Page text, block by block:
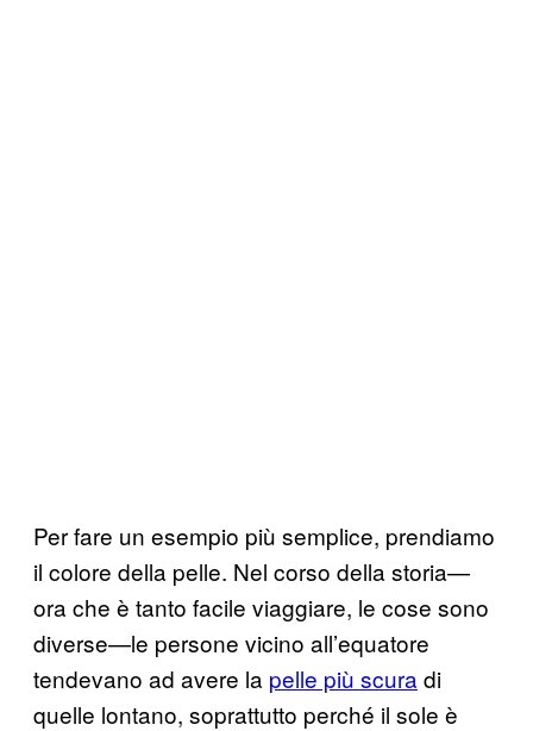
Per fare un esempio più semplice, prendiamo
il colore della pelle. Nel corso della storia—
ora che è tanto facile viaggiare, le cose sono
diverse—le persone vicino all’equatore
tendevano ad avere la pelle più scura di
quelle lontano, soprattutto perché il sole è